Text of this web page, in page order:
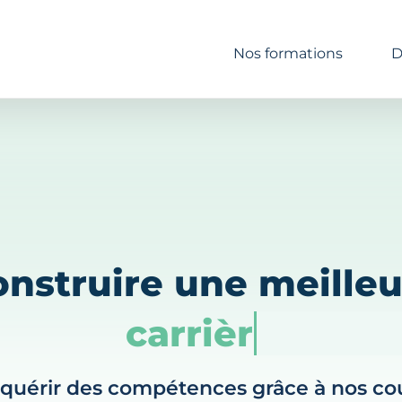
Nos formations
une
carrière
des compétences grâce à nos